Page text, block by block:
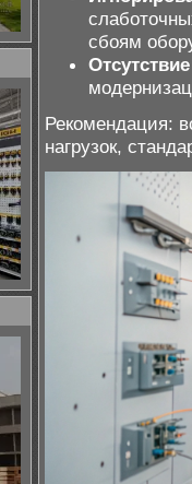
сбоям
Рекомендация:
нагрузок,